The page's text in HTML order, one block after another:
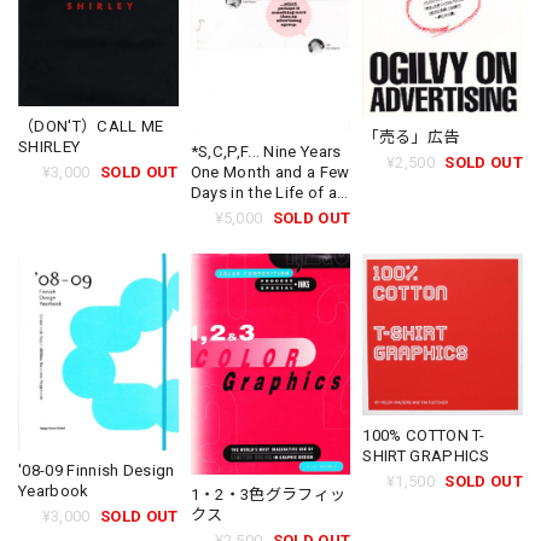
（DON'T）CALL ME
SHIRLEY
¥3,000
SOLD OUT
*S,C,P,F... Nine Years
One Month and a Few
Days in the Life of an
Advertising Agency
¥5,000 SOLD OUT
「売る」広告
¥2,500 SOLD OUT
'08-09 Finnish Design
Yearbook
¥3,000
SOLD OUT
1・2・3色グラフィッ
クス
100% COTTON T-
SHIRT GRAPHICS
¥1,500 SOLD OUT